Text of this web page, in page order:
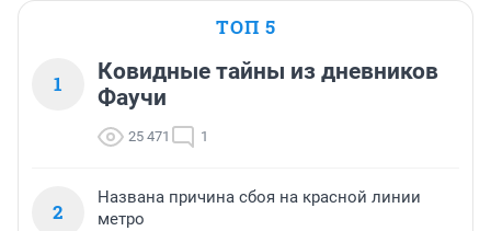
ТОП 5
1
Ковидные тайны из дневников
Фаучи
25 471 1
2
Названа причина сбоя на красной линии
метро